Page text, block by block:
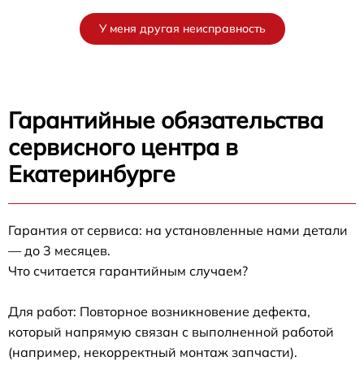
У меня другая неисправность
Гарантийные обязательства
сервисного центра в
Екатеринбурге
Гарантия от сервиса: на установленные нами детали
— до 3 месяцев.
Что считается гарантийным случаем?
Для работ: Повторное возникновение дефекта,
который напрямую связан с выполненной работой
(например, некорректный монтаж запчасти).